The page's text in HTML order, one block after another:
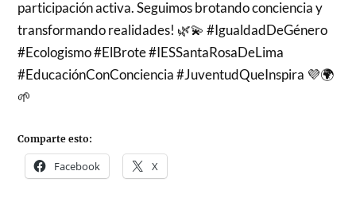
participación activa. Seguimos brotando conciencia y
transformando realidades! 🌿💫 #IgualdadDeGénero
#Ecologismo #ElBrote #IESSantaRosaDeLima
#EducaciónConConciencia #JuventudQueInspira 💜🌍
🌱
Comparte esto:
Facebook X